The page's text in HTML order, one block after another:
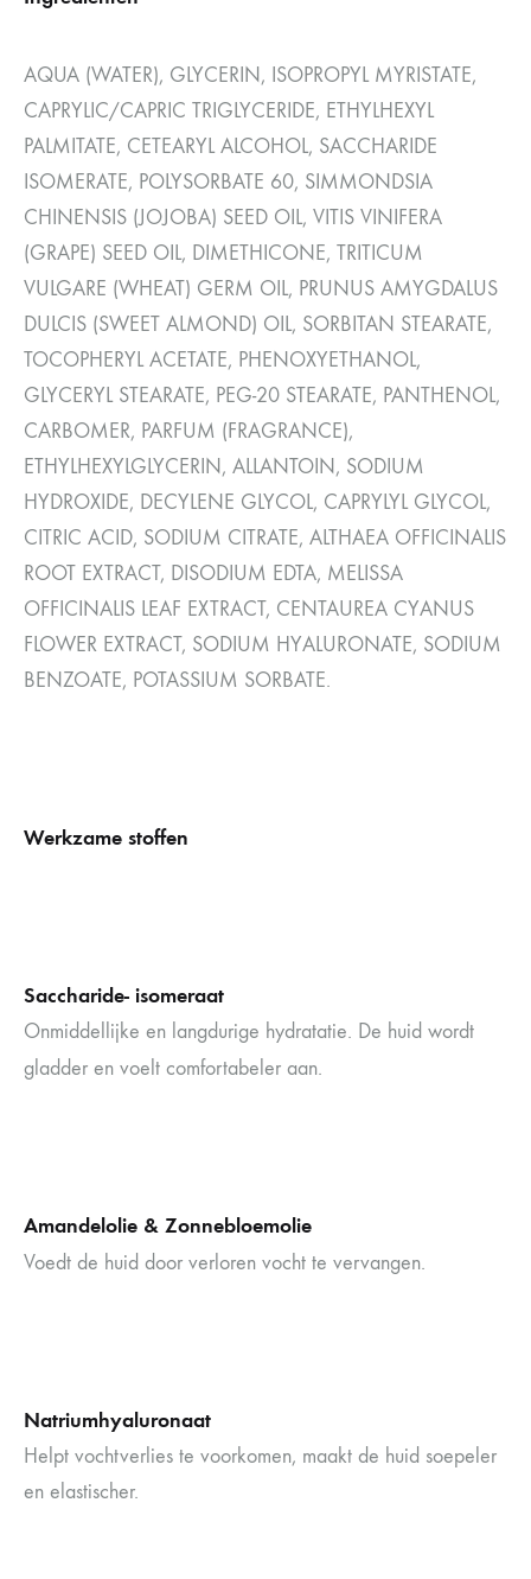
AQUA (WATER), GLYCERIN, ISOPROPYL MYRISTATE,
CAPRYLIC/CAPRIC TRIGLYCERIDE, ETHYLHEXYL
PALMITATE, CETEARYL ALCOHOL, SACCHARIDE
ISOMERATE, POLYSORBATE 60, SIMMONDSIA
CHINENSIS (JOJOBA) SEED OIL, VITIS VINIFERA
(GRAPE) SEED OIL, DIMETHICONE, TRITICUM
VULGARE (WHEAT) GERM OIL, PRUNUS AMYGDALUS
DULCIS (SWEET ALMOND) OIL, SORBITAN STEARATE,
TOCOPHERYL ACETATE, PHENOXYETHANOL,
GLYCERYL STEARATE, PEG-20 STEARATE, PANTHENOL,
CARBOMER, PARFUM (FRAGRANCE),
ETHYLHEXYLGLYCERIN, ALLANTOIN, SODIUM
HYDROXIDE, DECYLENE GLYCOL, CAPRYLYL GLYCOL,
CITRIC ACID, SODIUM CITRATE, ALTHAEA OFFICINALIS
ROOT EXTRACT, DISODIUM EDTA, MELISSA
OFFICINALIS LEAF EXTRACT, CENTAUREA CYANUS
FLOWER EXTRACT, SODIUM HYALURONATE, SODIUM
BENZOATE, POTASSIUM SORBATE.
Werkzame stoffen
Saccharide- isomeraat
Onmiddellijke en langdurige hydratatie. De huid wordt
gladder en voelt comfortabeler aan.
Amandelolie & Zonnebloemolie
Voedt de huid door verloren vocht te vervangen.
Natriumhyaluronaat
Helpt vochtverlies te voorkomen, maakt de huid soepeler
en elastischer.